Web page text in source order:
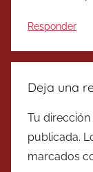
Responder
Deja una
Tu
publicada.
marcados